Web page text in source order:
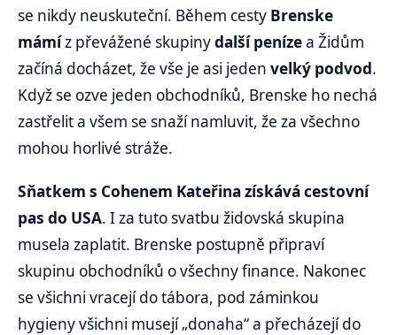
se nikdy neuskuteční. Během cesty Brenske
mámíz převážené skupinydalší penízea Židům
začíná docházet, že vše je asi jeden velký podvod.
Když se ozve jeden obchodníků, Brenske ho nechá
zastřelit a všem se snaží namluvit, že za všechno
mohou horlivé stráže.
Sňatkem s Cohenem Kateřina získává cestovní
pas do USA. I za tuto svatbu židovská skupina
musela zaplatit. Brenske postupně připraví
skupinu obchodníků o všechny finance. Nakonec
se všichni vracejí do tábora, pod záminkou
hygieny všichni musejí „donaha“ a přecházejí do